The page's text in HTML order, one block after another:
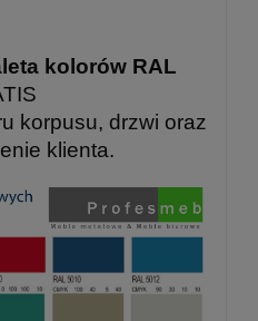
kolorów RAL
korpusu, drzwi oraz
klienta.